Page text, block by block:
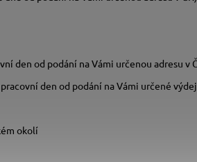
den od podání na Vámi určenou adresu v
den od podání na Vámi určené
okolí